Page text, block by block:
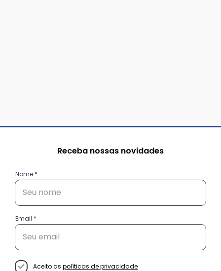
Receba nossas novidades
Nome
Email
Aceito as políticas de privacidade